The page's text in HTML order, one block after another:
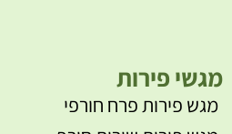
מגשי פירות
מגש פירות פרח חורפי